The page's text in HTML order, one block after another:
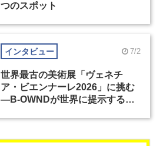
つのスポット
インタビュー 7/2
世界最古の美術展「ヴェネチ
ア・ビエンナーレ2026」に挑む
―B-OWNDが世界に提示する美